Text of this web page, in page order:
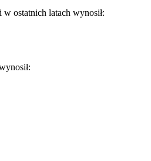
w ostatnich latach wynosił: